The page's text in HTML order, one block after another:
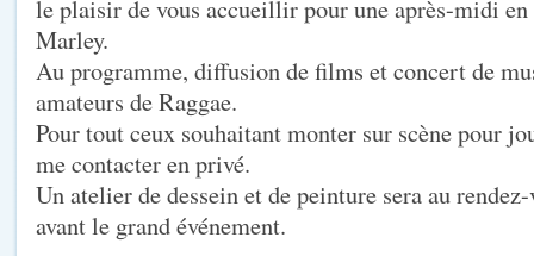
le plaisir de vous accueillir pour une après-midi en
Marley.
Au programme, diffusion de films et concert de
amateurs de Raggae.
Pour tout ceux souhaitant monter sur scène pour
me contacter en privé.
Un atelier de dessein et de peinture sera au
avant le grand événement.